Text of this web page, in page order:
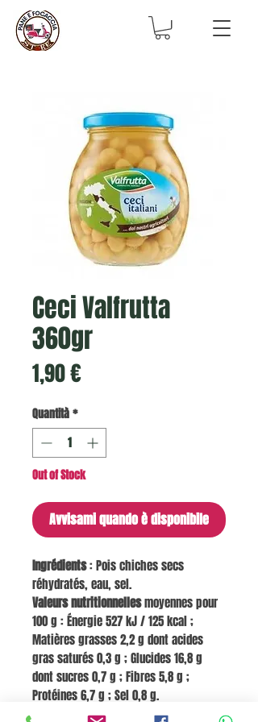
Ceci Valfrutta
360gr
1,90 €Prezzo
Quantità*
Out of Stock
Avvisami quando è disponibile
Ingrédients: Pois chiches secs
réhydratés, eau, sel.
Valeurs nutritionnellesmoyennes pour
100 g : Énergie 527 kJ / 125 kcal ;
Matières grasses 2,2 g dont acides
gras saturés 0,3 g ; Glucides 16,8 g
dont sucres 0,7 g ; Fibres 5,8 g ;
Protéines 6,7 g ; Sel 0,8 g.
: Pois chiches